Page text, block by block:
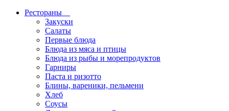
Рестораны
Закуски
Салаты
Первые блюда
Блюда из мяса и птицы
Блюда из рыбы и морепродуктов
Гарниры
Паста и ризотто
Блины, вареники, пельмени
Хлеб
Соусы